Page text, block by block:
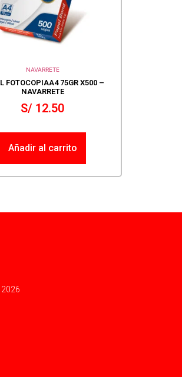
NAVARRETE
FOTOCOPIAA4 75GR X500 –
NAVARRETE
S/ 12.50
Añadir al carrito